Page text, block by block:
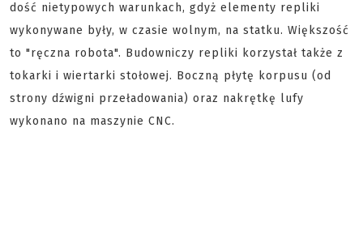
dość nietypowych warunkach, gdyż elementy repliki
wykonywane były, w czasie wolnym, na statku. Większość
to "ręczna robota". Budowniczy repliki korzystał także z
tokarki i wiertarki stołowej. Boczną płytę korpusu (od
strony dźwigni przeładowania) oraz nakrętkę lufy
wykonano na maszynie CNC.